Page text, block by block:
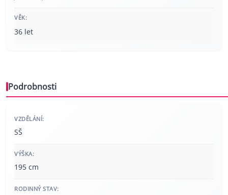
VĚK:
36 let
Podrobnosti
VZDĚLÁNÍ:
SŠ
VÝŠKA:
195 cm
RODINNÝ STAV: